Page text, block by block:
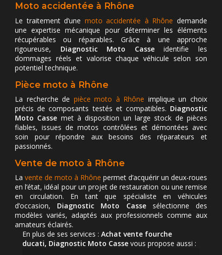
Moto accidentée à Rhône
Le traitement d’une moto accidentée à Rhône demande
une expertise mécanique pour déterminer les éléments
récupérables ou réparables. Grâce à une approche
rigoureuse, Diagnostic Moto Casseidentifie les
dommages réels et valorise chaque véhicule selon son
potentiel technique.
Pièce moto à Rhône
La recherche de pièce moto à Rhône implique un choix
précis de composants testés et compatibles. Diagnostic
Moto Casse met à disposition un large stock de pièces
fiables, issues de motos contrôlées et démontées avec
soin pour répondre aux besoins des réparateurs et
passionnés.
Vente de moto à Rhône
La vente de moto à Rhône permet d’acquérir un deux-roues
en l’état, idéal pour un projet de restauration ou une remise
en circulation. En tant que spécialiste en véhicules
d’occasion, Diagnostic Moto Cassesélectionne des
modèles variés, adaptés aux professionnels comme aux
amateurs éclairés.
En plus de ses services : Achat vente fourche
ducati, Diagnostic Moto Casse vous propose aussi :